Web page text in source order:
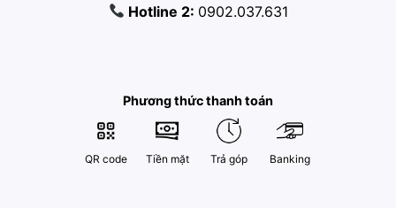
Hotline 2: 0902.037.631
Phương thức thanh toán
QR code Tiền mặt Trả góp Banking